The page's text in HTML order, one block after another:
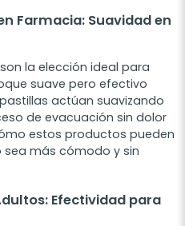
Farmacia: Suavidad en
la elección ideal para
suave pero efectivo
actúan suavizando
de evacuación sin dolor
estos productos pueden
más cómodo y sin
Efectividad para